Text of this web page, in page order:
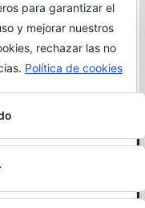
para garantizar el
y mejorar nuestros
rechazar las no
Política de cookies